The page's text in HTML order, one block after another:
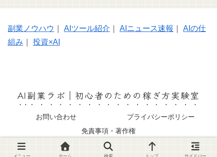
副業ノウハウ AIツール紹介 AIニュース速報
AIの仕
組み
投資×AI
AI副業ラボ｜初心者のための稼ぎ方実験室
お問い合わせ
プライバシーポリシー
免責事項・著作権
© 2025 AI副業ラボ｜初心者のための稼ぎ方実験室.
メニュー ホーム 検索 トップ サイドバー